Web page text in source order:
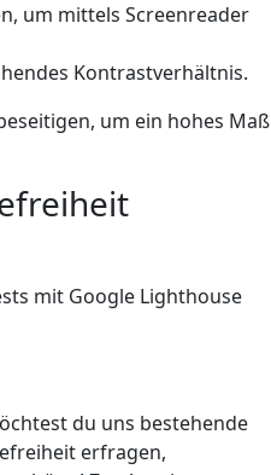
um mittels Screenreader
Kontrastverhältnis.
um ein hohes Maß
mit Google Lighthouse
du uns bestehende
erfragen,